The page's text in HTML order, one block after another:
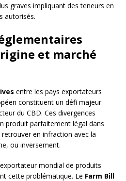
graves impliquant des teneurs en
autorisés.
et marché
entre les pays exportateurs
constituent un défi majeur
du CBD. Ces divergences
produit parfaitement légal dans
retrouver en infraction avec la
ou inversement.
mondial de produits
cette problématique. Le Farm Bill